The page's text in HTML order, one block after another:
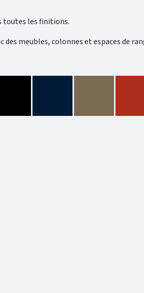
toutes les finitions.
des meubles, colonnes et espaces de